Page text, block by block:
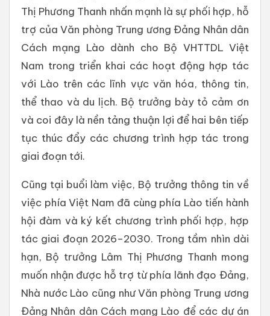
Thị Phương Thanh nhấn mạnh là sự phối hợp, hỗ
trợ của Văn phòng Trung ương Đảng Nhân dân
Cách mạng Lào dành cho Bộ VHTTDL Việt
Nam trong triển khai các hoạt động hợp tác
với Lào trên các lĩnh vực văn hóa, thông tin,
thể thao và du lịch. Bộ trưởng bày tỏ cảm ơn
và coi đây là nền tảng thuận lợi để hai bên tiếp
tục thúc đẩy các chương trình hợp tác trong
giai đoạn tới.
Cũng tại buổi làm việc, Bộ trưởng thông tin về
việc phía Việt Nam đã cùng phía Lào tiến hành
hội đàm và ký kết chương trình phối hợp, hợp
tác giai đoạn 2026–2030. Trong tầm nhìn dài
hạn, Bộ trưởng Lâm Thị Phương Thanh mong
muốn nhận được hỗ trợ từ phía lãnh đạo Đảng,
Nhà nước Lào cũng như Văn phòng Trung ương
Đảng Nhân dân Cách mạng Lào để các dự án